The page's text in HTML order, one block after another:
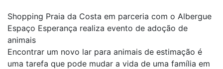
Shopping Praia da Costa em parceria com o Albergue
Espaço Esperança realiza evento de adoção de
animais
Encontrar um novo lar para animais de estimação é
uma tarefa que pode mudar a vida de uma família em